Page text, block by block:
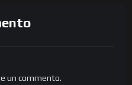
un commento.